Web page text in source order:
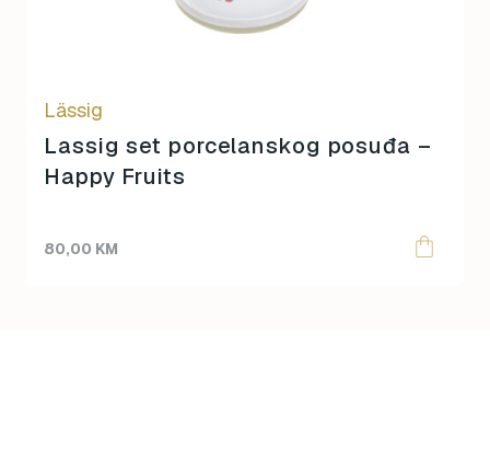
Lässig
Lassig set porcelanskog posuđa –
Happy Fruits
80,00 KM